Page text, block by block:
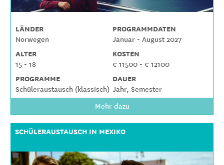
LÄNDER PROGRAMMDATEN
Norwegen Januar - August 2027
ALTER KOSTEN
15 - 18 € 11500 - € 12100
PROGRAMME DAUER
Schüleraustausch (klassisch) Jahr, Semester
Mehr dazu
SCHÜLERAUSTAUSCH IN MEXIKO